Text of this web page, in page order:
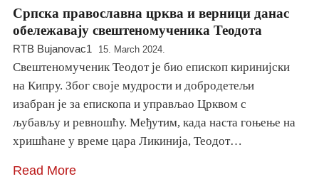
Српска православна црква и верници данас
обележавају свештеномученика Теодота
RTB Bujanovac1 15. March 2024.
Свештеномученик Теодот је био епископ киринијски
на Кипру. Због своје мудрости и добродетељи
изабран је за епископа и управљао Црквом с
љубављу и ревношћу. Међутим, када наста гоњење на
хришћане у време цара Ликинија, Теодот…
Read More